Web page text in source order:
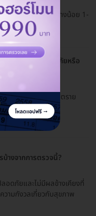
อคลินิกล่วงหน้าอย่างน้อย 1-
ง
4 มิติ มีความปลอดภัยหรือ
อดภัยและไม่เป็นอันตราย
างจากการตรวจนี้?
อดภัยและไม่มีผลข้างเคียงที่
ามกังวลเกี่ยวกับสุขภาพ